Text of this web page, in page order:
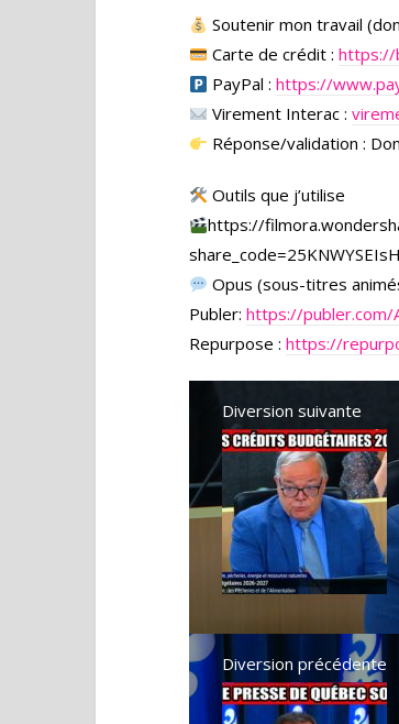
Soutenir mon travail
Carte de crédit :https://
PayPal :https://
Virement Interac :
Réponse/validation :
Outils que j’utilise
https://
Opus (sous-titres
Publer: https://publer.com/
Repurpose : https://
Diversion suivante
Diversion précédente